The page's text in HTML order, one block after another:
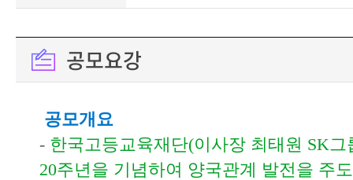
공모요강
공모개요
- 한국고등교육재단(이사장 최태원 SK
20주년을 기념하여 양국관계 발전을 주